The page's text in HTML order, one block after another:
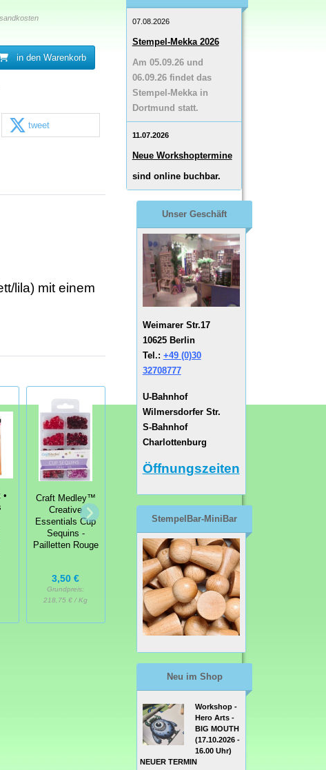
in den Warenkorb
tweet
lila) mit einem
•
Craft Medley™
Creative
Essentials Cup
Sequins -
Pailletten Rouge
3,50 €
Grundpreis:
218,75 € / Kg
Essentials
Shaker
Elements
Sprinkles
4,95 €
Craft Medley™
Creative
Essentials Cup
Sequins -
Pailletten Baby
3,50 €
Grundpreis:
218,75 € / Kg
07.08.2026
Stempel-Mekka 2026
Am 05.09.26 und
06.09.26 findet das
Stempel-Mekka in
Dortmund statt.
11.07.2026
Neue Workshoptermine
sind online buchbar.
Unser Geschäft
Weimarer Str.17
10625 Berlin
Tel.: +49 (0)30
32708777
U-Bahnhof
Wilmersdorfer Str.
S-Bahnhof
Charlottenburg
Öffnungszeiten
StempelBar-MiniBar
Neu im Shop
Workshop -
Hero Arts -
BIG MOUTH
(17.10.2026 -
16.00 Uhr)
NEUER TERMIN